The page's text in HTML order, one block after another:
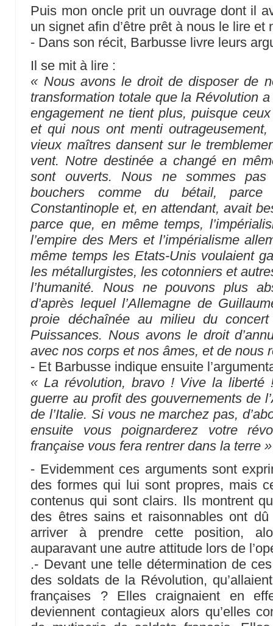
Puis mon oncle prit un ouvrage dont il
un signet afin d’être prêt à nous le lire et
- Dans son récit, Barbusse livre leurs
Il se mit à lire :
« Nous avons le droit de disposer de
transformation totale que la Révolution
engagement ne tient plus, puisque
et qui nous ont menti
vieux maîtres dansent sur le
vent. Notre destinée a changé en
sont ouverts. Nous ne sommes
bouchers comme du bétail,
Constantinople et, en attendant, avait
parce que, en même temps,
l’empire des Mers et l’impérialisme
même temps les Etats-Unis voulaient
les métallurgistes, les cotonniers et
l’humanité. Nous ne pouvons plus
d’après lequel l’Allemagne de
proie déchaînée au milieu du
Puissances. Nous avons le droit
avec nos corps et nos âmes, et de nous
- Et Barbusse indique ensuite
« La révolution, bravo ! Vive la
guerre au profit des gouvernements de
de l’Italie. Si vous ne marchez pas,
ensuite vous poignarderez votre
française vous fera rentrer dans la terre »
- Evidemment ces arguments sont
des formes qui lui sont propres, mais
contenus qui sont clairs. Ils montrent
des êtres sains et raisonnables ont dû
arriver à prendre cette position,
auparavant une autre attitude lors de
.- Devant une telle détermination de
des soldats de la Révolution,
françaises ? Elles craignaient en
deviennent contagieux alors qu’elles